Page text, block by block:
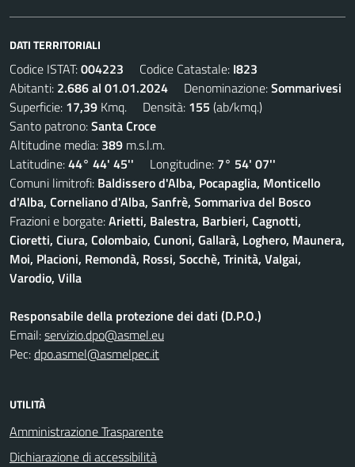
DATI TERRITORIALI
Codice ISTAT:004223 Codice Catastale: I823
Abitanti: 2.686 al 01.01.2024 Denominazione:Sommarivesi
Superficie: 17,39 Kmq. Densità: 155 (ab/kmq.)
Santo patrono:Santa Croce
Altitudine media: 389 m.s.l.m.
Latitudine:44° 44' 45'' Longitudine: 7° 54' 07''
Comuni limitrofi: Baldissero d'Alba, Pocapaglia, Monticello
d'Alba, Corneliano d'Alba, Sanfrè, Sommariva del Bosco
Frazioni e borgate:Arietti, Balestra, Barbieri, Cagnotti,
Cioretti, Ciura, Colombaio, Cunoni, Gallarà, Loghero, Maunera,
Moi, Placioni, Remondà, Rossi, Socchè, Trinità, Valgai,
Varodio, Villa
Responsabile della protezione dei dati (D.P.O.)
Email:servizio.dpo@asmel.eu
Pec:dpo.asmel@asmelpec.it
UTILITÀ
Amministrazione Trasparente
Dichiarazione di accessibilità